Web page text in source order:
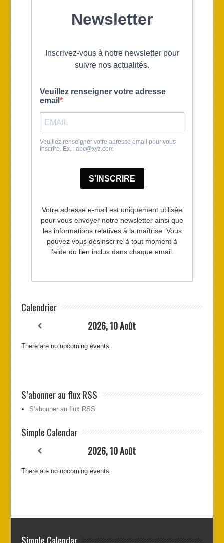
Calendrier
2026, 10 Août
There are no upcoming events.
S’abonner au flux RSS
S’abonner au flux RSS
Simple Calendar
2026, 10 Août
There are no upcoming events.
Simple Calendar